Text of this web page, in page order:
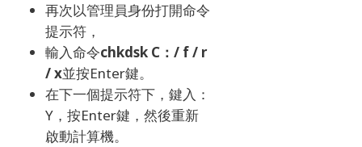
再次以管理員身份打開命令
提示符，
輸入命令chkdsk C：/ f / r
/ x並按Enter鍵。
在下一個提示符下，鍵入：
Y，按Enter鍵，然後重新
啟動計算機。